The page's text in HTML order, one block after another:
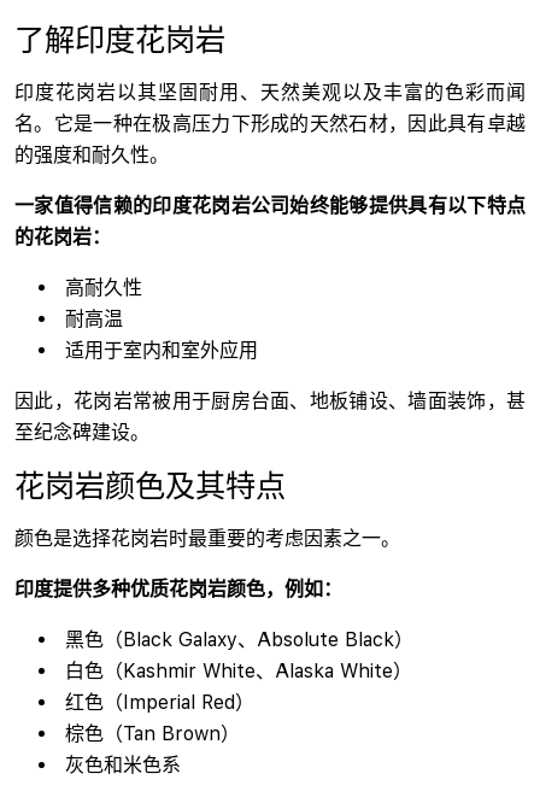
了解印度花岗岩
印度花岗岩以其坚固耐用、天然美观以及丰富的色彩而闻
名。它是一种在极高压力下形成的天然石材，因此具有卓越
的强度和耐久性。
一家值得信赖的印度花岗岩公司始终能够提供具有以下特点
的花岗岩：
高耐久性
耐高温
适用于室内和室外应用
因此，花岗岩常被用于厨房台面、地板铺设、墙面装饰，甚
至纪念碑建设。
花岗岩颜色及其特点
颜色是选择花岗岩时最重要的考虑因素之一。
印度提供多种优质花岗岩颜色，例如：
黑色（Black Galaxy、Absolute Black）
白色（Kashmir White、Alaska White）
红色（Imperial Red）
棕色（Tan Brown）
灰色和米色系